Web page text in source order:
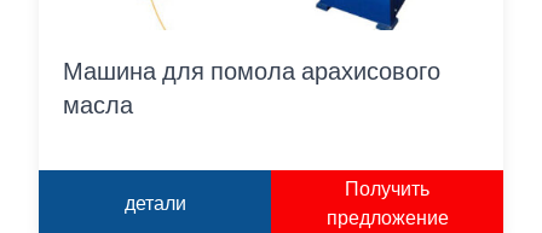
Машина для помола арахисового
масла
детали
Получить
предложение